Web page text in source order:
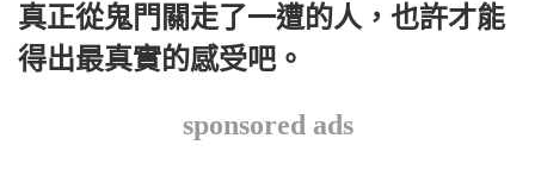
真正從鬼門關走了一遭的人，也許才能
得出最真實的感受吧。
sponsored ads